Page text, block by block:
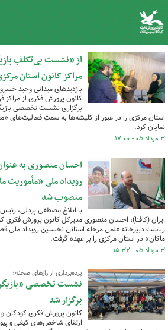
از «نشست بی‌تکلفِ
مراکز کانون استان
بازدیدهای میدانی وحید
کانون پرورش فکری از مراکز
برگزاری نشست تخصصی
استان مرکزی را در عبور از کلیشه‌ها به سمتِ فعالیت‌های
نمایان کرد.
۳ مرداد ۰۵ - ۱۷:۰۰
احسان منصوری به
رویداد ملی «مأموریت
منصوب شد
با ابلاغ مصطفی پردلی،
ایران (کافنا)، احسان منصوری مدیرکل کانون پرورش فکری
ریاست دبیرخانه علمی مرحله استانی نخستین رویداد
ماکان» در استان مرکزی را بر عهده گرفت.
۳ مرداد ۰۵ - ۱۵:۳۲
پرده‌برداری از رازهای صحنه؛
نشست تخصصی
برگزار شد
کانون پرورش فکری کودکان
ارتقای شاخص‌های کیفی و